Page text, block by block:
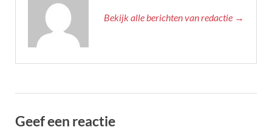
Bekijk alle berichten van redactie →
Geef een reactie